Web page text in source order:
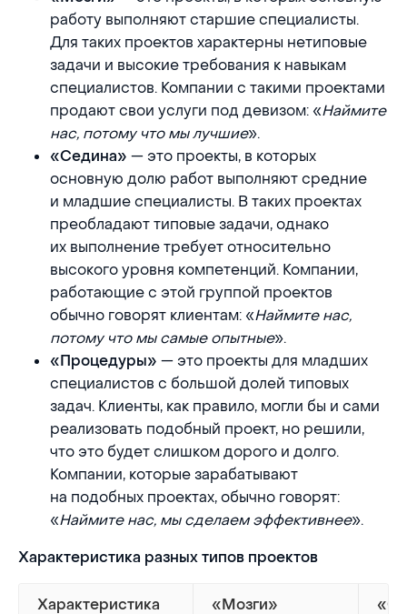
работу выполняют старшие специалисты.
Для таких проектов характерны нетиповые
задачи и высокие требования к навыкам
специалистов. Компании с такими проектами
продают свои услуги под девизом: «Наймите
нас, потому что мы лучшие».
«Седина» — это проекты, в которых
основную долю работ выполняют средние
и младшие специалисты. В таких проектах
преобладают типовые задачи, однако
их выполнение требует относительно
высокого уровня компетенций. Компании,
работающие с этой группой проектов
обычно говорят клиентам: «Наймите нас,
потому что мы самые опытные».
«Процедуры» — это проекты для младших
специалистов с большой долей типовых
задач. Клиенты, как правило, могли бы и сами
реализовать подобный проект, но решили,
что это будет слишком дорого и долго.
Компании, которые зарабатывают
на подобных проектах, обычно говорят:
«Наймите нас, мы сделаем эффективнее».
Характеристика разных типов проектов
Характеристика «Мозги»